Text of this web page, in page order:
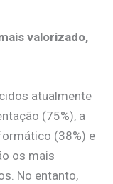
valorizado,
atualmente
(75%), a
(38%) e
os mais
No entanto,